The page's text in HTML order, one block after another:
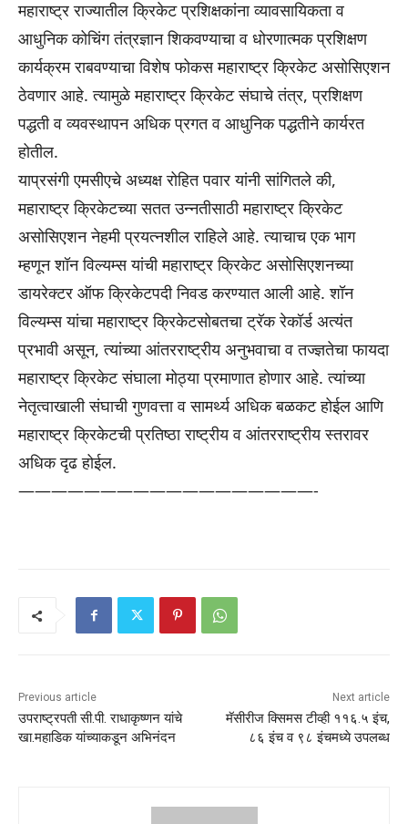
महाराष्ट्र राज्यातील क्रिकेट प्रशिक्षकांना व्यावसायिकता व
आधुनिक कोचिंग तंत्रज्ञान शिकवण्याचा व धोरणात्मक प्रशिक्षण
कार्यक्रम राबवण्याचा विशेष फोकस महाराष्ट्र क्रिकेट असोसिएशन
ठेवणार आहे. त्यामुळे महाराष्ट्र क्रिकेट संघाचे तंत्र, प्रशिक्षण
पद्धती व व्यवस्थापन अधिक प्रगत व आधुनिक पद्धतीने कार्यरत
होतील.
याप्रसंगी एमसीएचे अध्यक्ष रोहित पवार यांनी सांगितले की,
महाराष्ट्र क्रिकेटच्या सतत उन्नतीसाठी महाराष्ट्र क्रिकेट
असोसिएशन नेहमी प्रयत्नशील राहिले आहे. त्याचाच एक भाग
म्हणून शॉन विल्यम्स यांची महाराष्ट्र क्रिकेट असोसिएशनच्या
डायरेक्टर ऑफ क्रिकेटपदी निवड करण्यात आली आहे. शॉन
विल्यम्स यांचा महाराष्ट्र क्रिकेटसोबतचा ट्रॅक रेकॉर्ड अत्यंत
प्रभावी असून, त्यांच्या आंतरराष्ट्रीय अनुभवाचा व तज्ज्ञतेचा फायदा
महाराष्ट्र क्रिकेट संघाला मोठ्या प्रमाणात होणार आहे. त्यांच्या
नेतृत्वाखाली संघाची गुणवत्ता व सामर्थ्य अधिक बळकट होईल आणि
महाराष्ट्र क्रिकेटची प्रतिष्ठा राष्ट्रीय व आंतरराष्ट्रीय स्तरावर
अधिक दृढ होईल.
——————————————————-
Previous article
उपराष्ट्रपती सी.पी. राधाकृष्णन यांचे
खा.महाडिक यांच्याकडून अभिनंदन
Next article
मॅसीरीज क्सिमस टीव्ही ११६.५ इंच,
८६ इंच व ९८ इंचमध्ये उपलब्ध